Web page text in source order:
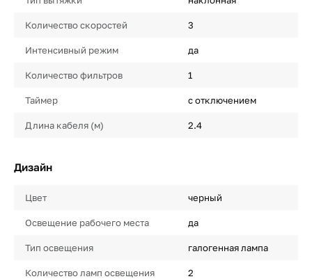
Количество скоростей 3
Интенсивный режим да
Количество фильтров 1
Таймер с отключением
Длина кабеля (м) 2.4
Дизайн
Цвет черный
Освещение рабочего места да
Тип освещения галогенная лампа
Количество ламп освещения 2